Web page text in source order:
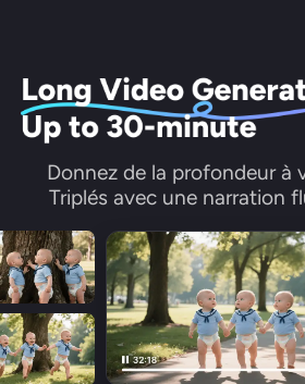
Donnez de la profondeur à
Triplés avec une narration